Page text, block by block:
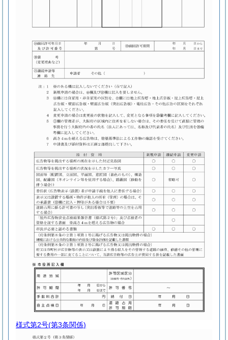
様式第2号(第3条関係)